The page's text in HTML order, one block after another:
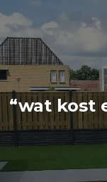
naar
de
inhoud
“wat kost